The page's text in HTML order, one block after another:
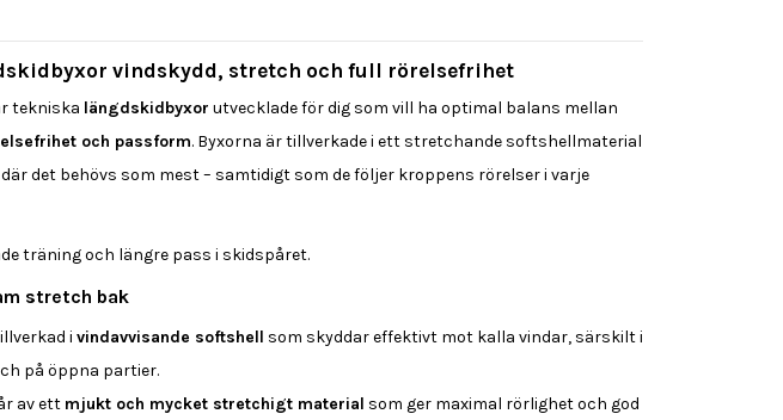
vindskydd, stretch och full rörelsefrihet
tekniska längdskidbyxor utvecklade för dig som vill ha optimal balans mellan
och passform. Byxorna är tillverkade i ett stretchande softshellmaterial
det behövs som mest – samtidigt som de följer kroppens rörelser i varje
träning och längre pass i skidspåret.
stretch bak
i vindavvisande softshell som skyddar effektivt mot kalla vindar, särskilt i
på öppna partier.
av ett mjukt och mycket stretchigt material som ger maximal rörlighet och god